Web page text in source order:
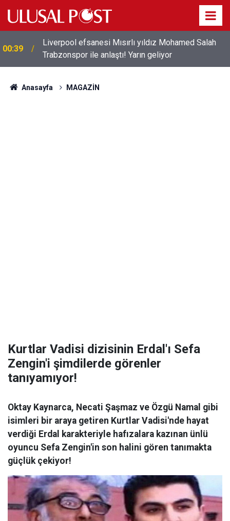
00:39
Liverpool efsanesi Mısırlı yıldız Mohamed Salah
Trabzonspor ile anlaştı! Yarın geliyor
Anasayfa MAGAZİN
Kurtlar Vadisi dizisinin Erdal'ı Sefa
Zengin'i şimdilerde görenler
tanıyamıyor!
Oktay Kaynarca, Necati Şaşmaz ve Özgü Namal gibi
isimleri bir araya getiren Kurtlar Vadisi'nde hayat
verdiği Erdal karakteriyle hafızalara kazınan ünlü
oyuncu Sefa Zengin'in son halini gören tanımakta
güçlük çekiyor!